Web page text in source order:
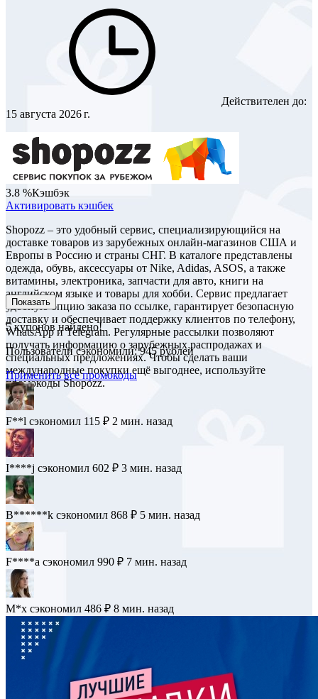
Действителен до:
15 августа 2026 г.
3.8 %Кэшбэк
Активировать кэшбек
Shopozz – это удобный сервис, специализирующийся на
доставке товаров из зарубежных онлайн-магазинов США и
Европы в Россию и страны СНГ. В каталоге представлены
одежда, обувь, аксессуары от Nike, Adidas, ASOS, а также
витамины, электроника, запчасти для авто, книги на
английском языке и товары для хобби. Сервис предлагает
удобную опцию заказа по ссылке, гарантирует безопасную
доставку и обеспечивает поддержку клиентов по телефону,
WhatsApp и Telegram. Регулярные рассылки позволяют
получать информацию о зарубежных распродажах и
специальных предложениях. Чтобы сделать ваши
международные покупки ещё выгоднее, используйте
промокоды Shopozz.
Показать
5купонов найдено!
Пользователи сэкономили: 945 рублей
Применить все промокоды
J********z сэкономил 763 ₽ 1 мин. назад
F**l сэкономил 115 ₽ 2 мин. назад
I****j сэкономил 602 ₽ 3 мин. назад
B******k сэкономил 868 ₽ 5 мин. назад
F****a сэкономил 990 ₽ 7 мин. назад